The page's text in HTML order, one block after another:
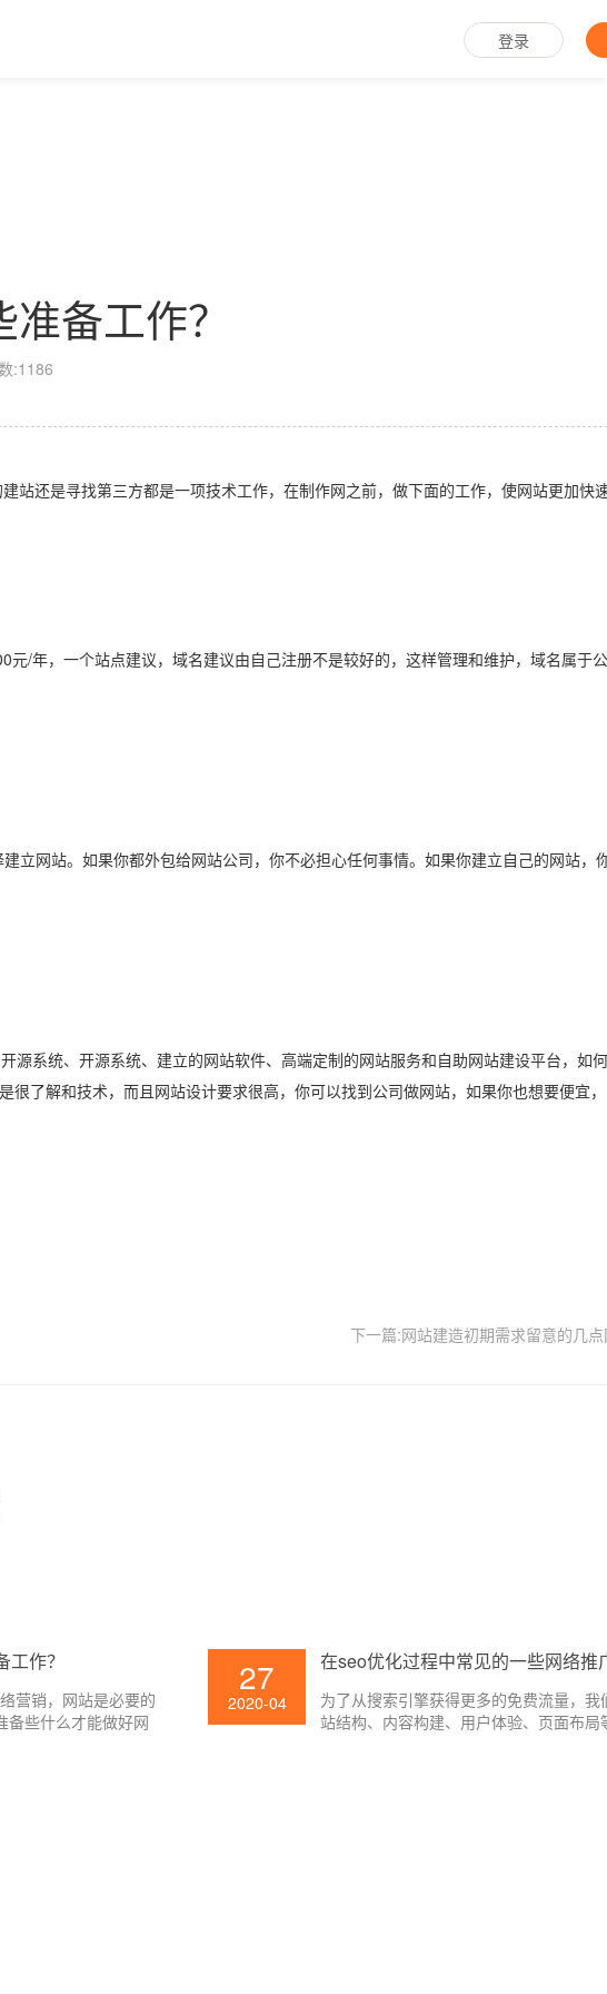
登录
备工作？
:1186
还是寻找第三方都是一项技术工作，在制作网之前，做下面的工作，使网站更加快
年，一个站点建议，域名建议由自己注册不是较好的，这样管理和维护，域名属于
网站。如果你都外包给网站公司，你不必担心任何事情。如果你建立自己的网站，
系统、开源系统、建立的网站软件、高端定制的网站服务和自助网站建设平台，如
了解和技术，而且网站设计要求很高，你可以找到公司做网站，如果你也想要便宜
下一篇:网站建造初期需求留意的几
作？
营销，网站是必要的
备些什么才能做好网
27
2020-04
在seo优化过程中常见的一些网络推
为了从搜索引擎获得更多的免费流量，我
站结构、内容构建、用户体验、页面布局